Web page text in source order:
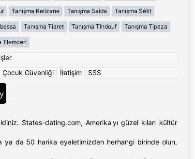
Tanışma Relizane Tanışma Saida Tanışma Sétif
Tanışma Tiaret Tanışma Tindouf Tanışma Tipaza
Tlemcen
Çocuk Güvenliği İletişim SSS
States-dating.com, Amerika'yı güzel kılan kültür
ya da 50 harika eyaletimizden herhangi birinde olun,